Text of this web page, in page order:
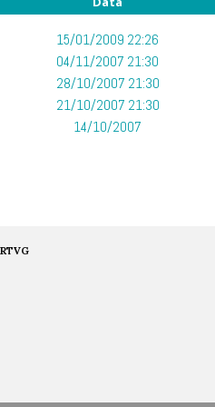
15/01/2009 22:26
04/11/2007 21:30
28/10/2007 21:30
21/10/2007 21:30
14/10/2007